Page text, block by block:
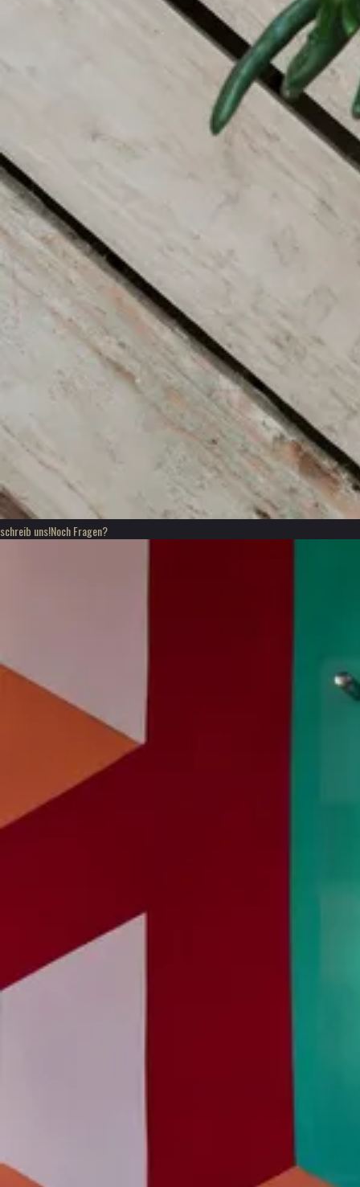
schreib uns!Noch Fragen?